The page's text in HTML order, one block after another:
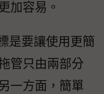
加容易。
是要讓使用更簡
管只由兩部分
一方面，簡單